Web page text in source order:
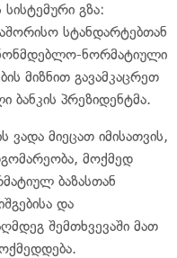
გზა:
სტანდარტებთან
ნორმატიული
მიზნით გავამკაცრეთ
ბანკის პრეზიდენტმა.
ვადა მიეცათ იმისათვის,
მოქმედ
ბაზასთან
და
შემთხვევაში მათ